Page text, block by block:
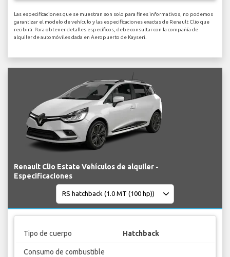
Las especificaciones que se muestran son solo para fines informativos, no podemos
garantizar el modelo de vehículo y las especificaciones exactas de Renault Clio que
recibirá. Para obtener detalles específicos, debe consultar con la compañía de
alquiler de automóviles dada en Aeropuerto de Kayseri.
Renault Clio Estate Vehículos de alquiler -
Especificaciones
Tipo de cuerpo Hatchback
Consumo de combustible